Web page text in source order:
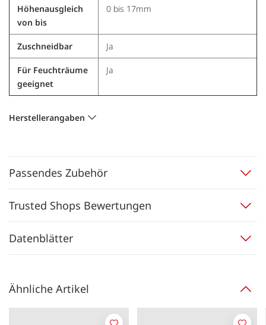
Höhenausgleich
von bis
0 bis 17mm
Zuschneidbar Ja
Für Feuchträume
geeignet
Ja
Herstellerangaben
Passendes Zubehör
Trusted Shops Bewertungen
Datenblätter
Ähnliche Artikel